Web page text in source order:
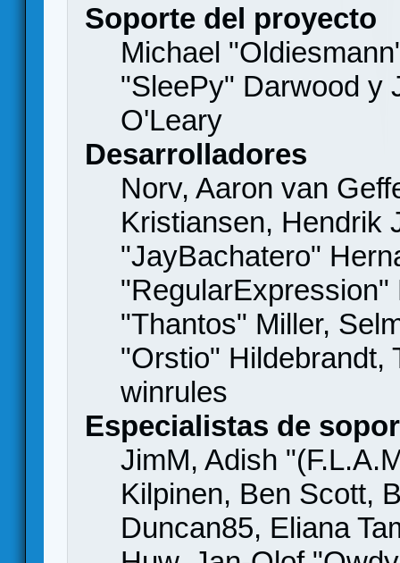
Soporte del proyecto
Michael
"SleePy" Darwood y
O'Leary
Desarrolladores
Norv, Aaron van
Kristiansen, Hendrik
"JayBachatero"
"Thantos" Miller,
"Orstio" Hildebrandt,
winrules
Especialistas de
JimM, Adish
Kilpinen, Ben Scott,
Duncan85, Eliana